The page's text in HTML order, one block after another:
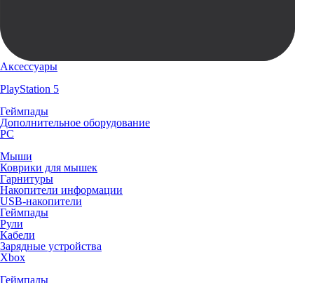
Аксессуары
PlayStation 5
Геймпады
Дополнительное оборудование
PC
Мыши
Коврики для мышек
Гарнитуры
Накопители информации
USB-накопители
Геймпады
Рули
Кабели
Зарядные устройства
Xbox
Геймпады